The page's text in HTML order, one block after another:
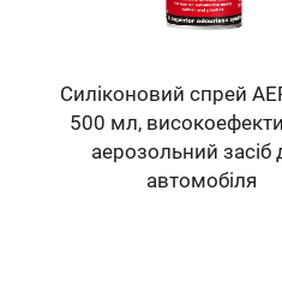
Силіконовий спрей
500 мл,
аерозольний засіб
автомобіля